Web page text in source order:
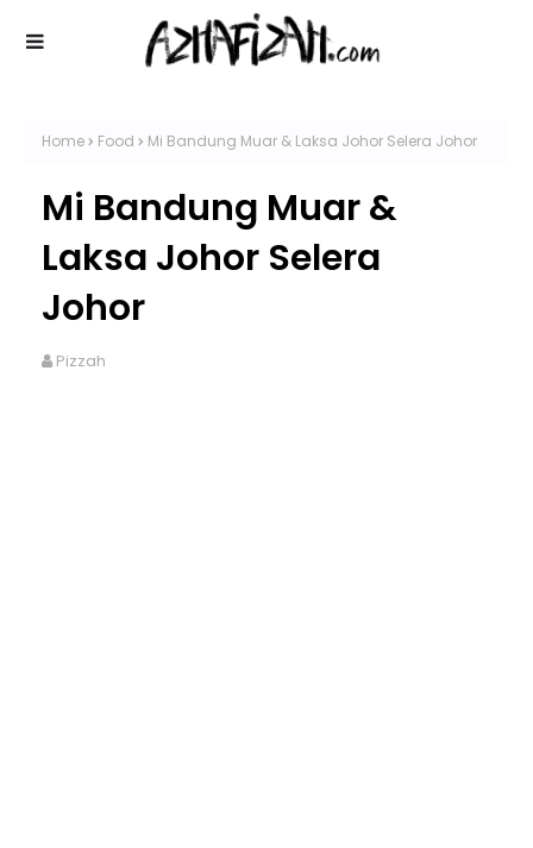
Home Food Mi Bandung Muar & Laksa Johor Selera Johor
Mi Bandung Muar &
Laksa Johor Selera
Johor
Pizzah